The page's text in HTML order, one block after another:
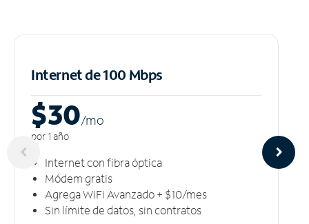
Internet de 100 Mbps
$30/mo
por 1 año
Internet con fibra óptica
Módem gratis
Agrega WiFi Avanzado + $10/mes
Sin límite de datos, sin contratos